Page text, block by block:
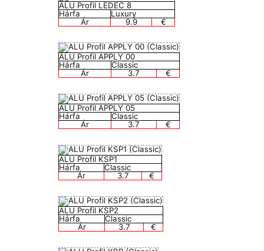
ALU Profil LEDEC 8
Hárfa
Luxury
Ár
9.9 €
ALU Profil APPLY 00
Hárfa
Classic
Ár
3.7 €
ALU Profil APPLY 05
Hárfa
Classic
Ár
3.7 €
ALU Profil KSP1
Hárfa
Classic
Ár
3.7 €
ALU Profil KSP2
Hárfa
Classic
Ár
3.7 €